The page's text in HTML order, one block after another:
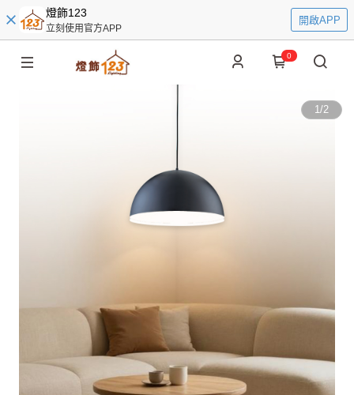
燈飾123
立刻使用官方APP
開啟APP
0
1/2